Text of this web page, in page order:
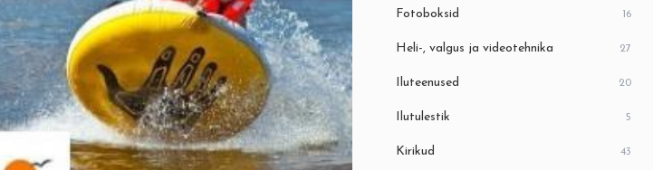
Fotoboksid 16
Heli-, valgus ja videotehnika 27
Iluteenused 20
Ilutulestik 5
Kirikud 43